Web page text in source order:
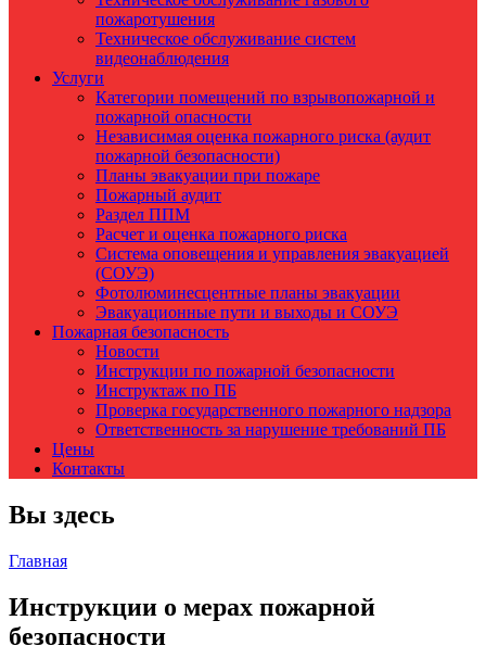
пожаротушения
Техническое обслуживание систем
видеонаблюдения
Услуги
Категории помещений по взрывопожарной и
пожарной опасности
Независимая оценка пожарного риска (аудит
пожарной безопасности)
Планы эвакуации при пожаре
Пожарный аудит
Раздел ППМ
Расчет и оценка пожарного риска
Система оповещения и управления эвакуацией
(СОУЭ)
Фотолюминесцентные планы эвакуации
Эвакуационные пути и выходы и СОУЭ
Пожарная безопасность
Новости
Инструкции по пожарной безопасности
Инструктаж по ПБ
Проверка государственного пожарного надзора
Ответственность за нарушение требований ПБ
Цены
Контакты
Вы здесь
Главная
Инструкции о мерах пожарной
безопасности